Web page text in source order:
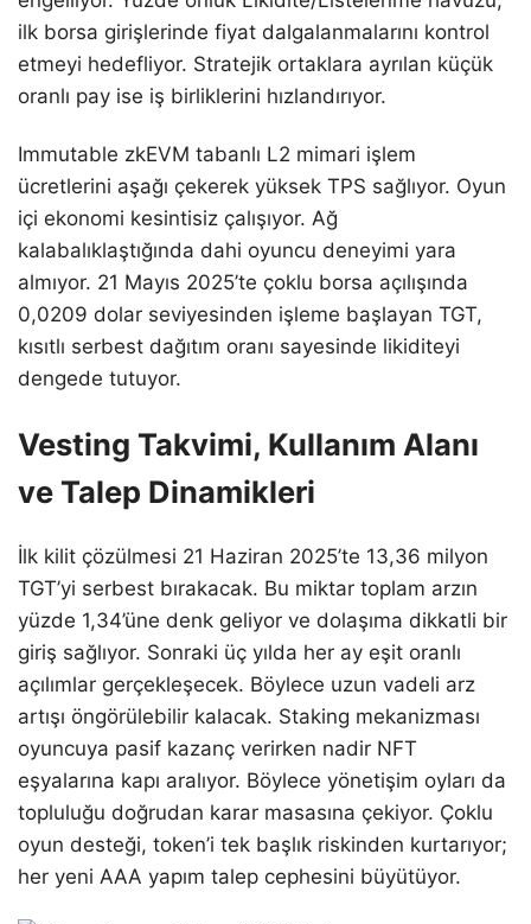
ilk borsa girişlerinde fiyat dalgalanmalarını kontrol
etmeyi hedefliyor. Stratejik ortaklara ayrılan küçük
oranlı pay ise iş birliklerini hızlandırıyor.
Immutable zkEVM tabanlı L2 mimari işlem
ücretlerini aşağı çekerek yüksek TPS sağlıyor. Oyun
içi ekonomi kesintisiz çalışıyor. Ağ
kalabalıklaştığında dahi oyuncu deneyimi yara
almıyor. 21 Mayıs 2025’te çoklu borsa açılışında
0,0209 dolar seviyesinden işleme başlayan TGT,
kısıtlı serbest dağıtım oranı sayesinde likiditeyi
dengede tutuyor.
Vesting Takvimi, Kullanım Alanı
ve Talep Dinamikleri
İlk kilit çözülmesi 21 Haziran 2025’te 13,36 milyon
TGT’yi serbest bırakacak. Bu miktar toplam arzın
yüzde 1,34’üne denk geliyor ve dolaşıma dikkatli bir
giriş sağlıyor. Sonraki üç yılda her ay eşit oranlı
açılımlar gerçekleşecek. Böylece uzun vadeli arz
artışı öngörülebilir kalacak. Staking mekanizması
oyuncuya pasif kazanç verirken nadir NFT
eşyalarına kapı aralıyor. Böylece yönetişim oyları da
topluluğu doğrudan karar masasına çekiyor. Çoklu
oyun desteği, token’i tek başlık riskinden kurtarıyor;
her yeni AAA yapım talep cephesini büyütüyor.